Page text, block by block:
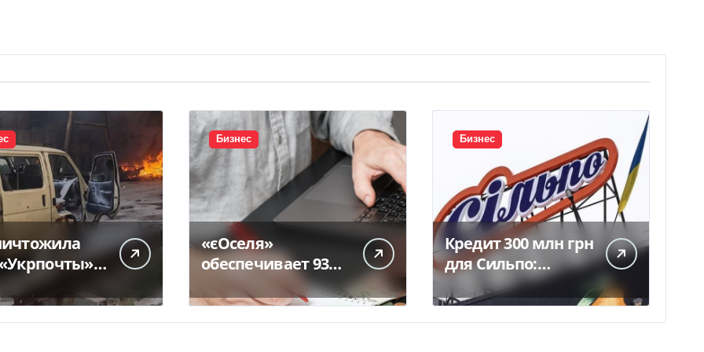
в
есть
и
Бизнес
«єОселя»
обеспечивает 93%
ипотеки в Украине
– банкиры
Бизнес
Кредит 300 млн грн
для Сильпо:
детали
соглашения с
Ощадбанком